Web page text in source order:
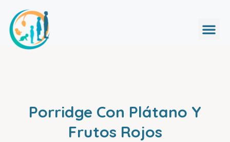
Porridge Con Plátano Y
Frutos Rojos